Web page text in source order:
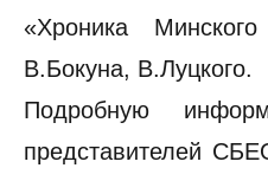
«Хроника
В.Бокуна, В.Луцкого.
Подробную
представителей